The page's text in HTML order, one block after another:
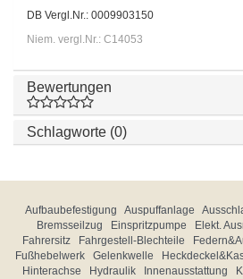
DB Vergl.Nr.: 0009903150
Niem. vergl.Nr.: C14053
Bewertungen
Schlagworte (0)
Aufbaubefestigung Auspuffanlage
Bremsseilzug
Einspritzpumpe Elekt.
Fahrersitz
Fahrgestell-Blechteile
Fußhebelwerk
Gelenkwelle
Hinterachse
Hydraulik Innenausstattung